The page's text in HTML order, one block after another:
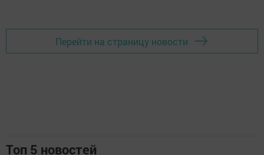
Перейти на страницу новости
Топ 5 новостей